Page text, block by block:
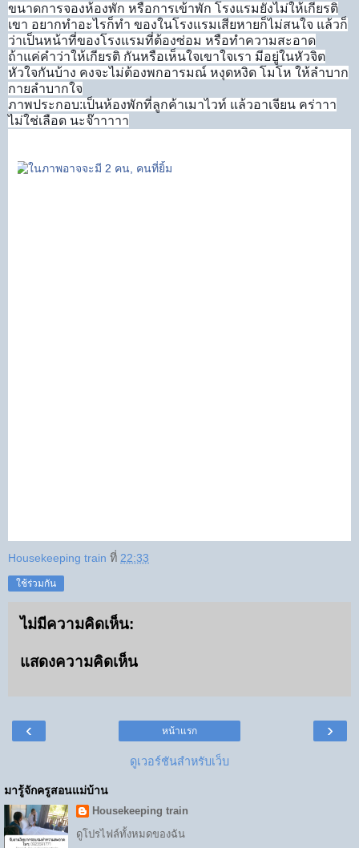
ขนาดการจองห้องพัก หรือการเข้าพัก โรงแรมยังไม่ให้เกียรติ
เขา อยากทำอะไรก็ทำ ของในโรงแรมเสียหายก็ไม่สนใจ แล้วก็
ว่าเป็นหน้าที่ของโรงแรมที่ต้องซ่อม หรือทำความสะอาด
ถ้าแค่คำว่าให้เกียรติ กันหรือเห็นใจเขาใจเรา มีอยู่ในหัวจิต
หัวใจกันบ้าง คงจะไม่ต้องพกอารมณ์ หงุดหงิด โมโห ให้ลำบาก
กายลำบากใจ
ภาพประกอบ:เป็นห้องพักที่ลูกค้าเมาไวท์ แล้วอาเจียน คร่าาา
ไม่ใช่เลือด นะจ๊าาาาา
Housekeeping train ที่ 22:33
ใช้ร่วมกัน
ไม่มีความคิดเห็น:
แสดงความคิดเห็น
‹ ›
หน้าแรก
ดูเวอร์ชันสำหรับเว็บ
มารู้จักครูสอนแม่บ้าน
Housekeeping train
ดูโปรไฟล์ทั้งหมดของฉัน